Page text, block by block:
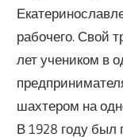
рабочего. Свой
лет учеником в
шахтером на
В 1928 году был